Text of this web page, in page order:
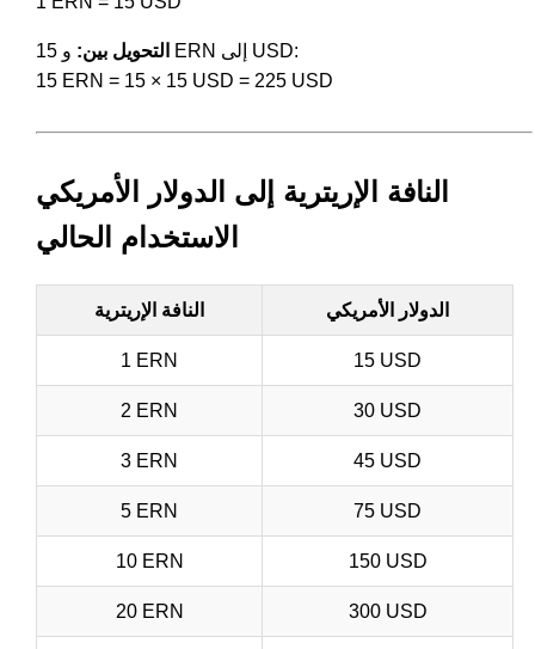
التحويل بين:
و 15 ERN إلى USD:
15 ERN = 15 × 15 USD = 225 USD
النافة الإريترية إلى الدولار الأمريكي
الاستخدام الحالي
النافة الإريترية الدولار الأمريكي
1 ERN 15 USD
2 ERN 30 USD
3 ERN 45 USD
5 ERN 75 USD
10 ERN 150 USD
20 ERN 300 USD